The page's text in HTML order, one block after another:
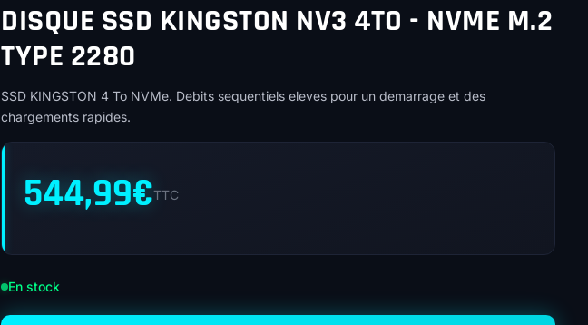
DISQUE SSD KINGSTON NV3 4TO - NVME M.2
TYPE 2280
SSD KINGSTON 4 To NVMe. Debits sequentiels eleves pour un demarrage et des
chargements rapides.
544,99€TTC
En stock